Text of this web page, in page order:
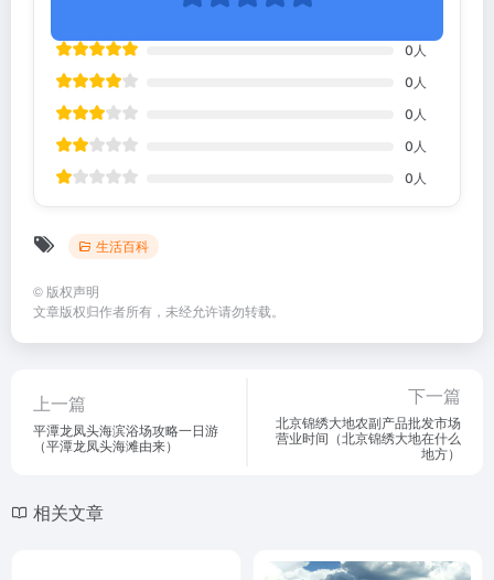
0 人
0 人
0 人
0 人
0 人
生活百科
© 版权声明
文章版权归作者所有，未经允许请勿转载。
上一篇
平潭龙凤头海滨浴场攻略一日游
（平潭龙凤头海滩由来）
下一篇
北京锦绣大地农副产品批发市场
营业时间（北京锦绣大地在什么
地方）
相关文章